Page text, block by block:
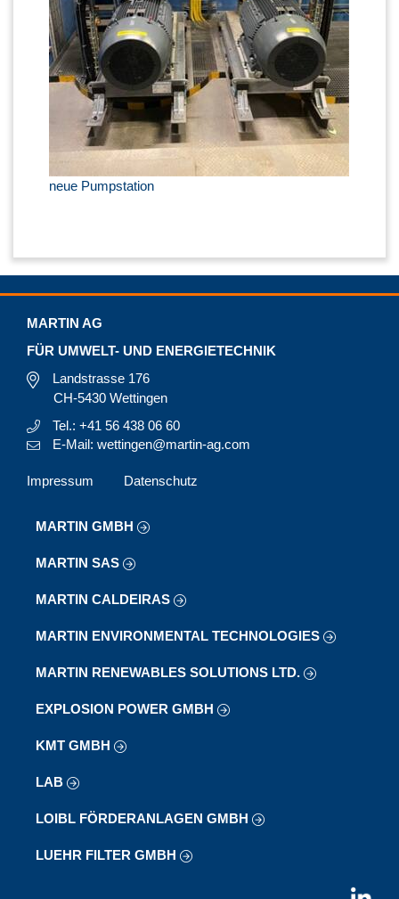
neue Pumpstation
MARTIN AG
FÜR UMWELT- UND ENERGIETECHNIK
Landstrasse 176
CH-5430 Wettingen
Tel.: +41 56 438 06 60
E-Mail: wettingen@martin-ag.com
Impressum Datenschutz
MARTIN GMBH
MARTIN SAS
MARTIN CALDEIRAS
MARTIN ENVIRONMENTAL TECHNOLOGIES
MARTIN RENEWABLES SOLUTIONS LTD.
EXPLOSION POWER GMBH
KMT GMBH
LAB
LOIBL FÖRDERANLAGEN GMBH
LUEHR FILTER GMBH